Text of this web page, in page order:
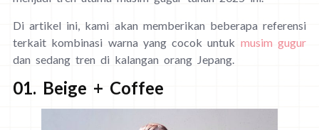
Di artikel ini, kami akan memberikan beberapa referensi
terkait kombinasi warna yang cocok untuk musim gugur
dan sedang tren di kalangan orang Jepang.
01. Beige + Coffee